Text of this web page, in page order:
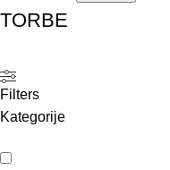
TORBE
Filters
Kategorije